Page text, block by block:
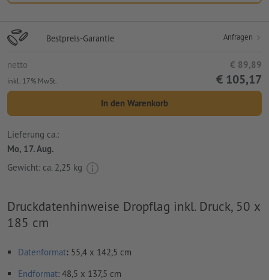
Bestpreis-Garantie Anfragen
netto € 89,89
inkl. 17% MwSt. € 105,17
In den Warenkorb
Lieferung ca.:
Mo, 17. Aug.
Gewicht: ca. 2,25 kg
Druckdatenhinweise Dropflag inkl. Druck, 50 x
185 cm
Datenformat: 55,4 x 142,5 cm
Endformat: 48,5 x 137,5 cm